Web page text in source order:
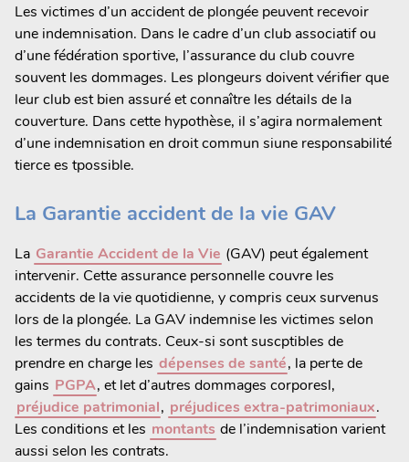
Les victimes d’un accident de plongée peuvent recevoir
une indemnisation. Dans le cadre d’un club associatif ou
d’une fédération sportive, l’assurance du club couvre
souvent les dommages. Les plongeurs doivent vérifier que
leur club est bien assuré et connaître les détails de la
couverture. Dans cette hypothèse, il s’agira normalement
d’une indemnisation en droit commun siune responsabilité
tierce es tpossible.
La Garantie accident de la vie GAV
La Garantie Accident de la Vie (GAV) peut également
intervenir. Cette assurance personnelle couvre les
accidents de la vie quotidienne, y compris ceux survenus
lors de la plongée. La GAV indemnise les victimes selon
les termes du contrats. Ceux-si sont suscptibles de
prendre en charge les dépenses de santé, la perte de
gains PGPA, et let d’autres dommages corporesl,
préjudice patrimonial, préjudices extra-patrimoniaux.
Les conditions et les montants de l’indemnisation varient
aussi selon les contrats.